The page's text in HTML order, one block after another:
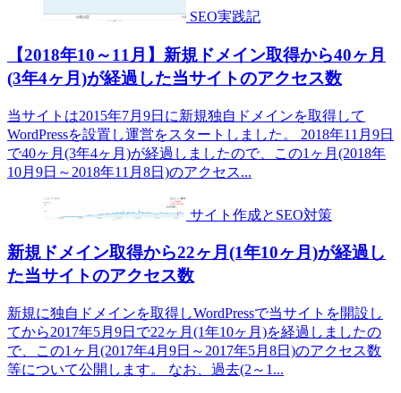
SEO実践記
【2018年10～11月】新規ドメイン取得から40ヶ月
(3年4ヶ月)が経過した当サイトのアクセス数
当サイトは2015年7月9日に新規独自ドメインを取得して
WordPressを設置し運営をスタートしました。 2018年11月9日
で40ヶ月(3年4ヶ月)が経過しましたので、この1ヶ月(2018年
10月9日～2018年11月8日)のアクセス...
サイト作成とSEO対策
新規ドメイン取得から22ヶ月(1年10ヶ月)が経過し
た当サイトのアクセス数
新規に独自ドメインを取得しWordPressで当サイトを開設し
てから2017年5月9日で22ヶ月(1年10ヶ月)を経過しましたの
で、この1ヶ月(2017年4月9日～2017年5月8日)のアクセス数
等について公開します。 なお、過去(2～1...